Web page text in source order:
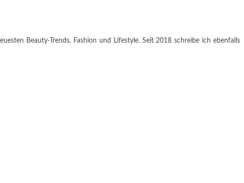
Beauty-Trends, Fashion und Lifestyle. Seit 2018 schreibe ich ebenfalls